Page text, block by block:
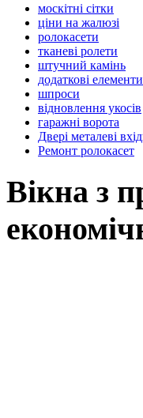
москітні сітки
ціни на жалюзі
ролокасети
тканеві ролети
штучний камінь
додаткові елементи
шпроси
відновлення укосів
гаражні ворота
Двері металеві
Ремонт ролокасет
Вікна з